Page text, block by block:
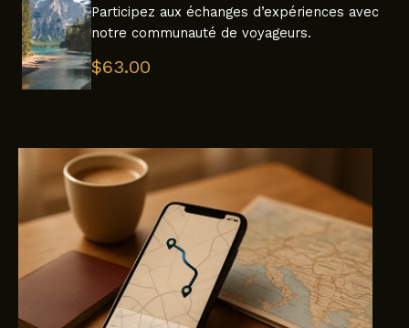
Participez aux échanges d’expériences avec
notre communauté de voyageurs.
$63.00